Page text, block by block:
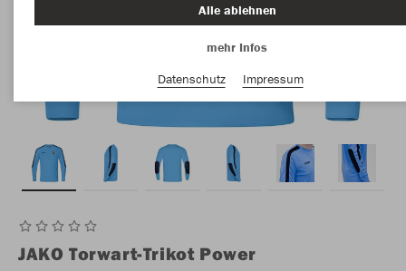
JAKO Torwart-Trikot Power
Alle ablehnen
mehr Infos
Datenschutz
Impressum